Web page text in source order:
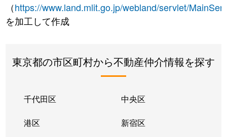
（https://www.land.mlit.go.jp/webland/servlet/
を加工して作成
東京都の市区町村から不動産仲介情報を探す
千代田区 中央区
港区 新宿区